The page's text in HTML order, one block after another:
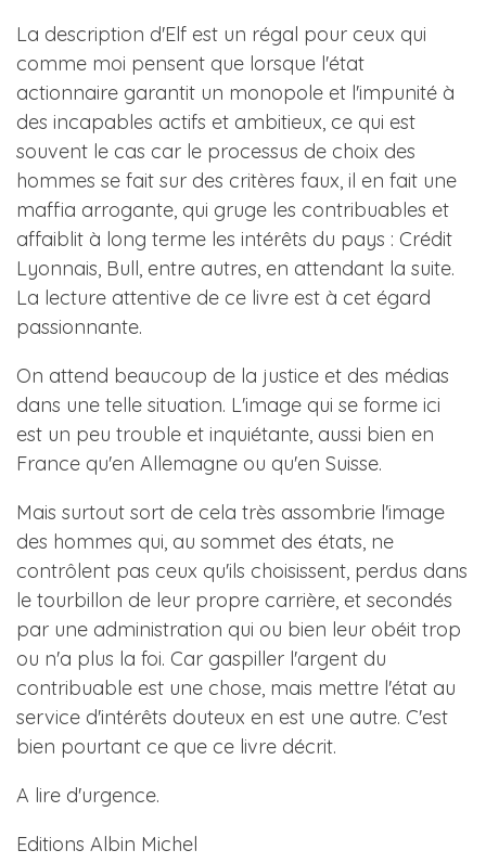
La description d'Elf est un régal pour ceux qui
comme moi pensent que lorsque l'état
actionnaire garantit un monopole et l'impunité à
des incapables actifs et ambitieux, ce qui est
souvent le cas car le processus de choix des
hommes se fait sur des critères faux, il en fait une
maffia arrogante, qui gruge les contribuables et
affaiblit à long terme les intérêts du pays : Crédit
Lyonnais, Bull, entre autres, en attendant la suite.
La lecture attentive de ce livre est à cet égard
passionnante.
On attend beaucoup de la justice et des médias
dans une telle situation. L'image qui se forme ici
est un peu trouble et inquiétante, aussi bien en
France qu'en Allemagne ou qu'en Suisse.
Mais surtout sort de cela très assombrie l'image
des hommes qui, au sommet des états, ne
contrôlent pas ceux qu'ils choisissent, perdus dans
le tourbillon de leur propre carrière, et secondés
par une administration qui ou bien leur obéit trop
ou n'a plus la foi. Car gaspiller l'argent du
contribuable est une chose, mais mettre l'état au
service d'intérêts douteux en est une autre. C'est
bien pourtant ce que ce livre décrit.
A lire d'urgence.
Editions Albin Michel